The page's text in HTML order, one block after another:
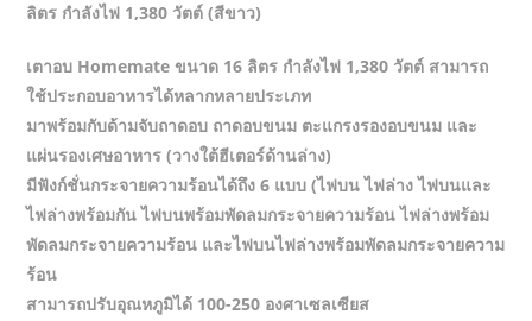
ลิตร กำลังไฟ 1,380 วัตต์ (สีขาว)
เตาอบ Homemate ขนาด 16 ลิตร กำลังไฟ 1,380 วัตต์ สามารถ
ใช้ประกอบอาหารได้หลากหลายประเภท
มาพร้อมกับด้ามจับถาดอบ ถาดอบขนม ตะแกรงรองอบขนม และ
แผ่นรองเศษอาหาร (วางใต้ฮีเตอร์ด้านล่าง)
มีฟังก์ชั่นกระจายความร้อนได้ถึง 6 แบบ (ไฟบน ไฟล่าง ไฟบนและ
ไฟล่างพร้อมกัน ไฟบนพร้อมพัดลมกระจายความร้อน ไฟล่างพร้อม
พัดลมกระจายความร้อน และไฟบนไฟล่างพร้อมพัดลมกระจายความ
ร้อน
สามารถปรับอุณหภูมิได้ 100-250 องศาเซลเซียส